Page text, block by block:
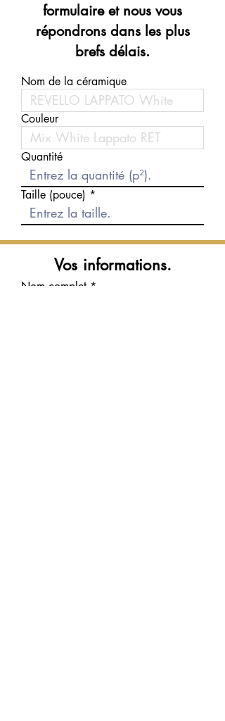
formulaire et nous vous
répondrons dans les plus
brefs délais.
Nom de la céramique
Couleur
Quantité
Taille (pouce)
Vos informations.
Nom complet